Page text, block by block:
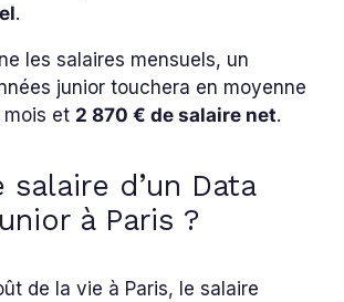
.
les salaires mensuels, un
junior touchera en moyenne
mois et 2 870 € de salaire net.
d’un Data
à Paris ?
de la vie à Paris, le salaire